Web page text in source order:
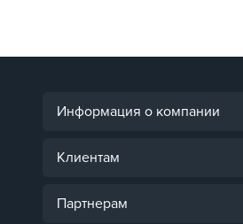
Информация о компании
Клиентам
Партнерам